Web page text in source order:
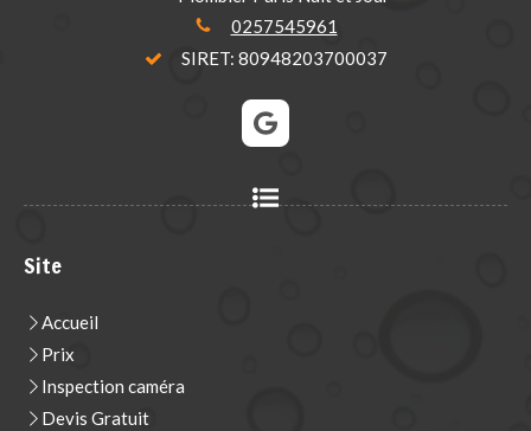
0257545961
SIRET: 80948203700037
Site
Accueil
Prix
Inspection caméra
Devis Gratuit